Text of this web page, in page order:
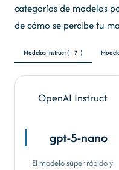
categorías de modelos
de cómo se percibe tu
Modelos Instruct ( 7 )
OpenAI Instruct
gpt-5-nano
El modelo súper rápido y